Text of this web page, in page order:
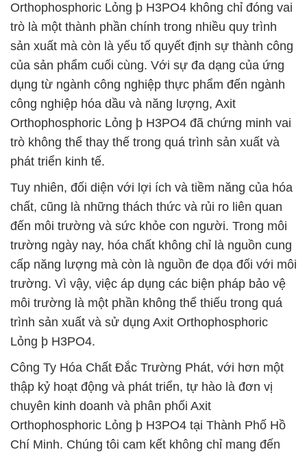
Orthophosphoric Lỏng þ H3PO4 không chỉ đóng vai
trò là một thành phần chính trong nhiều quy trình
sản xuất mà còn là yếu tố quyết định sự thành công
của sản phẩm cuối cùng. Với sự đa dạng của ứng
dụng từ ngành công nghiệp thực phẩm đến ngành
công nghiệp hóa dầu và năng lượng, Axit
Orthophosphoric Lỏng þ H3PO4 đã chứng minh vai
trò không thể thay thế trong quá trình sản xuất và
phát triển kinh tế.
Tuy nhiên, đối diện với lợi ích và tiềm năng của hóa
chất, cũng là những thách thức và rủi ro liên quan
đến môi trường và sức khỏe con người. Trong môi
trường ngày nay, hóa chất không chỉ là nguồn cung
cấp năng lượng mà còn là nguồn đe dọa đối với môi
trường. Vì vậy, việc áp dụng các biện pháp bảo vệ
môi trường là một phần không thể thiếu trong quá
trình sản xuất và sử dụng Axit Orthophosphoric
Lỏng þ H3PO4.
Công Ty Hóa Chất Đắc Trường Phát, với hơn một
thập kỷ hoạt động và phát triển, tự hào là đơn vị
chuyên kinh doanh và phân phối Axit
Orthophosphoric Lỏng þ H3PO4 tại Thành Phố Hồ
Chí Minh. Chúng tôi cam kết không chỉ mang đến